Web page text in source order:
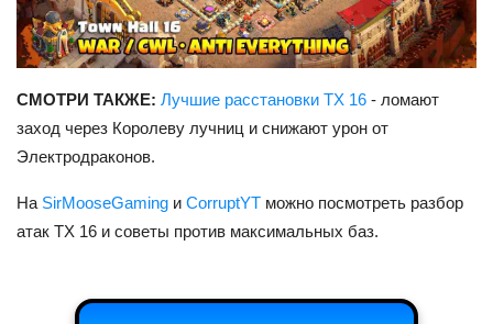
СМОТРИ ТАКЖЕ: Лучшие расстановки ТХ 16 - ломают
заход через Королеву лучниц и снижают урон от
Электродраконов.
На SirMooseGaming и CorruptYT можно посмотреть разбор
атак ТХ 16 и советы против максимальных баз.